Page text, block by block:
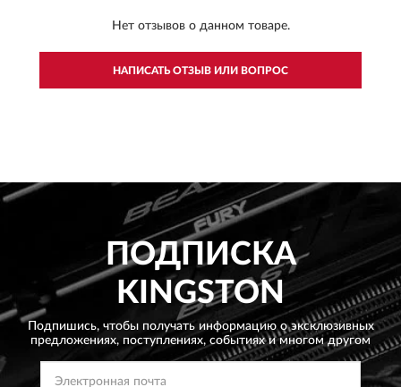
Нет отзывов о данном товаре.
НАПИСАТЬ ОТЗЫВ ИЛИ ВОПРОС
ПОДПИСКА
KINGSTON
Подпишись, чтобы получать информацию о эксклюзивных
предложениях, поступлениях, событиях и многом другом